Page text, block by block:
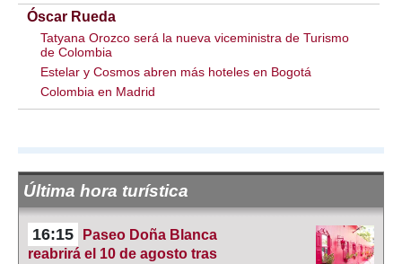
Óscar Rueda
Tatyana Orozco será la nueva viceministra de Turismo
de Colombia
Estelar y Cosmos abren más hoteles en Bogotá
Colombia en Madrid
Última hora turística
16:15
Paseo Doña Blanca
reabrirá el 10 de agosto tras